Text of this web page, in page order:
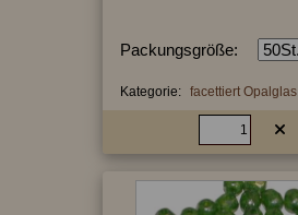
Packungsgröße:
Kategorie: facettiert Opalglas